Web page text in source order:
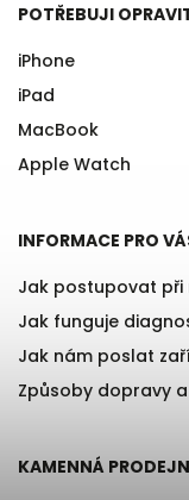
POTŘEBUJI
iPhone
iPad
MacBook
Apple Watch
INFORMACE PRO
Jak postupovat při
Jak funguje
Jak nám poslat
Způsoby dopravy
KAMENNÁ